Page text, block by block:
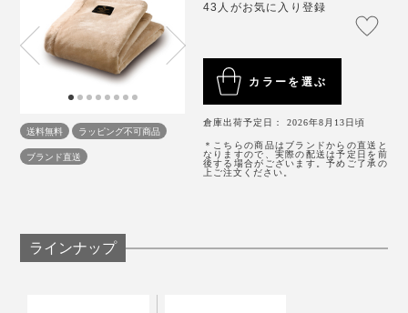
送料無料
ラッピング不可商品
ブランド直送
43人がお気に入り登録
カラーを選ぶ
倉庫出荷予定日： 2026年8月13日頃
＊こちらの商品はブランドからの直送と
なりますので、実際の配送は予定日を前
後する場合がございます。予めご了承の
上ご注文ください。
ラインナップ